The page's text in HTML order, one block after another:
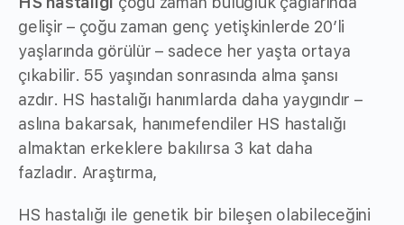
gelişir – çoğu zaman genç yetişkinlerde 20’li
yaşlarında görülür – sadece her yaşta ortaya
çıkabilir. 55 yaşından sonrasında alma şansı
azdır. HS hastalığı hanımlarda daha yaygındır –
aslına bakarsak, hanımefendiler HS hastalığı
almaktan erkeklere bakılırsa 3 kat daha
fazladır. Araştırma,
HS hastalığı ile genetik bir bileşen olabileceğini